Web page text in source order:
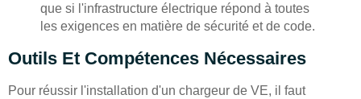
que si l'infrastructure électrique répond à toutes
les exigences en matière de sécurité et de code.
Outils Et Compétences Nécessaires
Pour réussir l'installation d'un chargeur de VE, il faut